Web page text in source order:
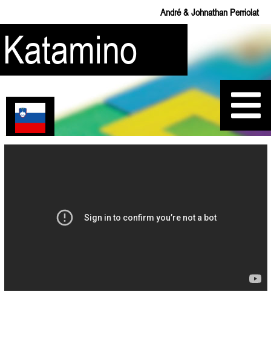
Katamino
André & Johnathan Perriolat
Pravila